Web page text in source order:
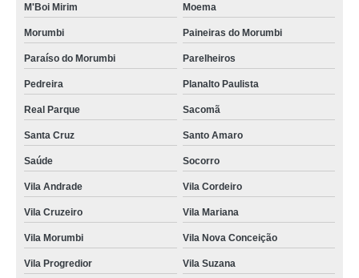
cotação de crachá com chip Poá
crachá de evento preço Pacaembu
crachá empresarial Jabaquara
crachá preço Vila Andrade
procuro por crachá de identificação de funcionário Parque do Carmo
crachá de empresa preço Rio Claro
crachás Vila Uberabinha
cotação de crachá fidelidade Riviera de São Lourenço
M'Boi Mirim Moema
Morumbi Paineiras do Morumbi
Paraíso do Morumbi Parelheiros
Pedreira Planalto Paulista
Real Parque Sacomã
Santa Cruz Santo Amaro
Saúde Socorro
Vila Andrade Vila Cordeiro
Vila Cruzeiro Vila Mariana
Vila Morumbi Vila Nova Conceição
Vila Progredior Vila Suzana